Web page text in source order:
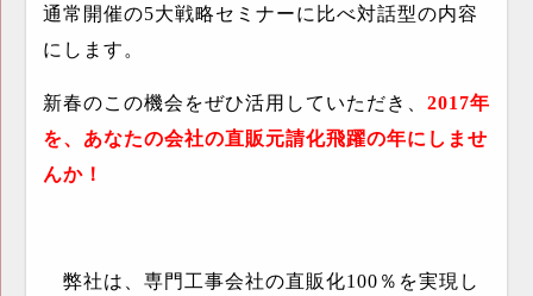
通常開催の5大戦略セミナーに比べ対話型の内容
にします。
新春のこの機会をぜひ活用していただき、 2017年
を、あなたの会社の直販元請化飛躍の年にしませ
んか！
弊社は、専門工事会社の直販化100 ％を実現し